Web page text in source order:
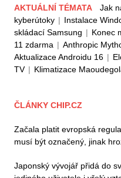
AKTUÁLNÍ TÉMATA Jak
kyberútoky | Instalace
skládací Samsung | Konec
11 zdarma | Anthropic
Aktualizace Androidu 16 |
TV | Klimatizace
ČLÁNKY CHIP.CZ
Začala platit evropská
musí být označený, jinak
Japonský vývojář přidá do